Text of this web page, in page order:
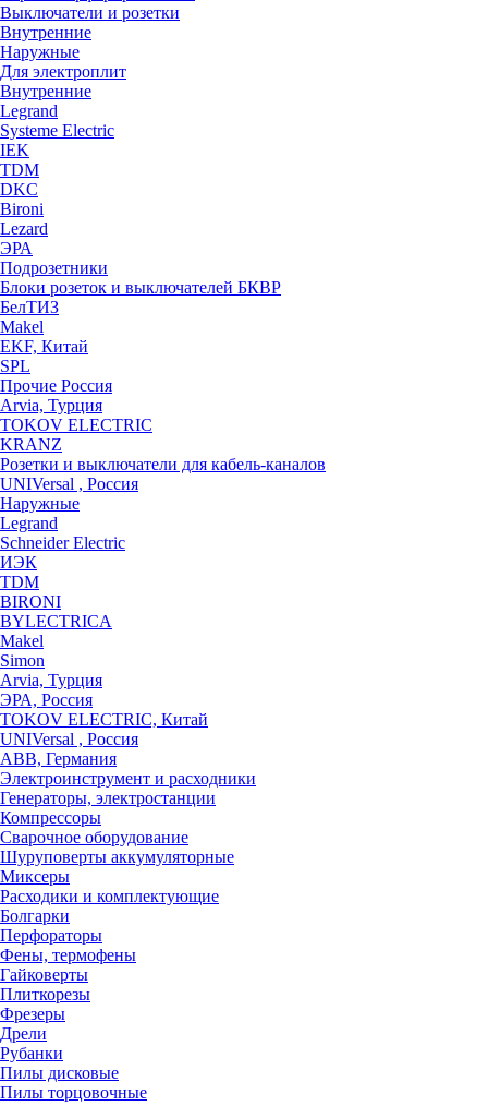
Выключатели и розетки
Внутренние
Наружные
Для электроплит
Внутренние
Legrand
Systeme Electric
IEK
TDM
DKC
Bironi
Lezard
ЭРА
Подрозетники
Блоки розеток и выключателей БКВР
БелТИЗ
Makel
EKF, Китай
SPL
Прочие Россия
Arvia, Турция
TOKOV ELECTRIC
KRANZ
Розетки и выключатели для кабель-каналов
UNIVersal , Россия
Наружные
Legrand
Schneider Electric
ИЭК
TDM
BIRONI
BYLECTRICA
Makel
Simon
Arvia, Турция
ЭРА, Россия
TOKOV ELECTRIC, Китай
UNIVersal , Россия
ABB, Германия
Электроинструмент и расходники
Генераторы, электростанции
Компрессоры
Сварочное оборудование
Шуруповерты аккумуляторные
Миксеры
Расходики и комплектующие
Болгарки
Перфораторы
Фены, термофены
Гайковерты
Плиткорезы
Фрезеры
Дрели
Рубанки
Пилы дисковые
Пилы торцовочные